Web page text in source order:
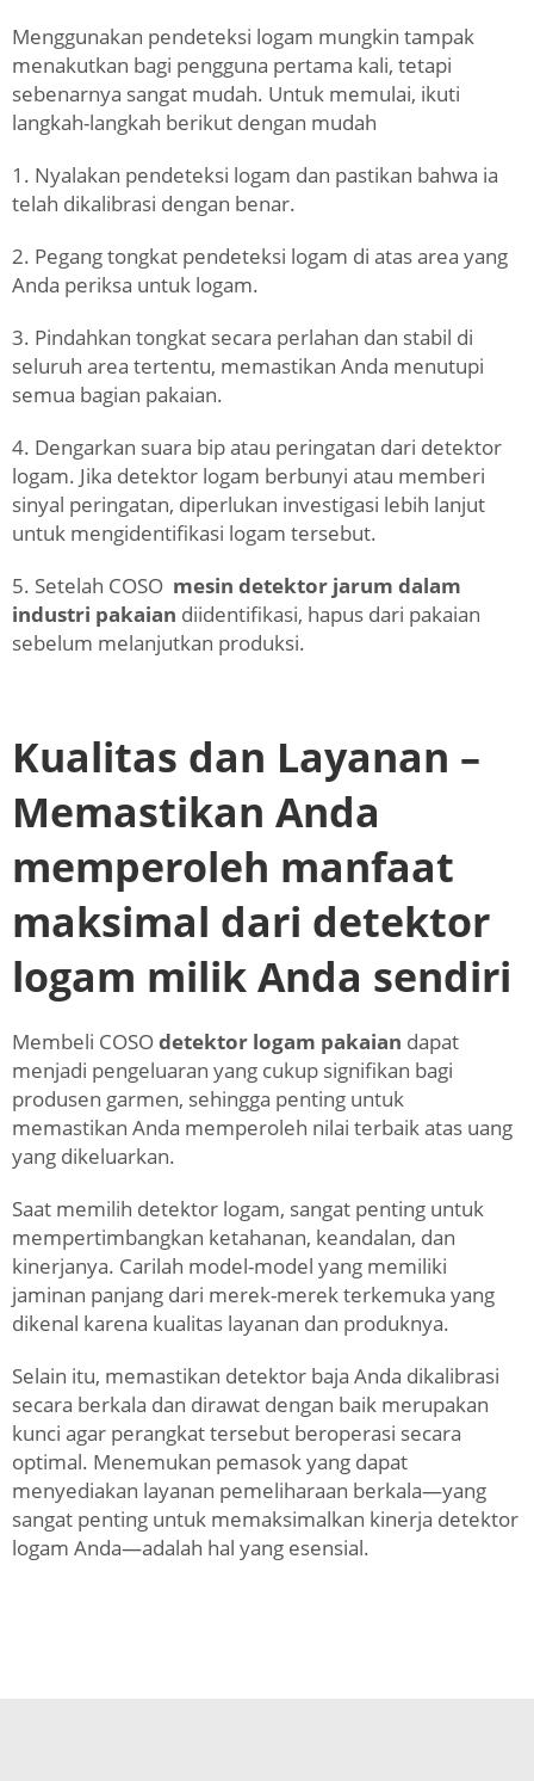
Menggunakan pendeteksi logam mungkin tampak
menakutkan bagi pengguna pertama kali, tetapi
sebenarnya sangat mudah. Untuk memulai, ikuti
langkah-langkah berikut dengan mudah
1. Nyalakan pendeteksi logam dan pastikan bahwa ia
telah dikalibrasi dengan benar.
2. Pegang tongkat pendeteksi logam di atas area yang
Anda periksa untuk logam.
3. Pindahkan tongkat secara perlahan dan stabil di
seluruh area tertentu, memastikan Anda menutupi
semua bagian pakaian.
4. Dengarkan suara bip atau peringatan dari detektor
logam. Jika detektor logam berbunyi atau memberi
sinyal peringatan, diperlukan investigasi lebih lanjut
untuk mengidentifikasi logam tersebut.
5. Setelah COSO mesin detektor jarum dalam
industri pakaian diidentifikasi, hapus dari pakaian
sebelum melanjutkan produksi.
Kualitas dan Layanan –
Memastikan Anda
memperoleh manfaat
maksimal dari detektor
logam milik Anda sendiri
Membeli COSOdetektor logam pakaian dapat
menjadi pengeluaran yang cukup signifikan bagi
produsen garmen, sehingga penting untuk
memastikan Anda memperoleh nilai terbaik atas uang
yang dikeluarkan.
Saat memilih detektor logam, sangat penting untuk
mempertimbangkan ketahanan, keandalan, dan
kinerjanya. Carilah model-model yang memiliki
jaminan panjang dari merek-merek terkemuka yang
dikenal karena kualitas layanan dan produknya.
Selain itu, memastikan detektor baja Anda dikalibrasi
secara berkala dan dirawat dengan baik merupakan
kunci agar perangkat tersebut beroperasi secara
optimal. Menemukan pemasok yang dapat
menyediakan layanan pemeliharaan berkala—yang
sangat penting untuk memaksimalkan kinerja detektor
logam Anda—adalah hal yang esensial.